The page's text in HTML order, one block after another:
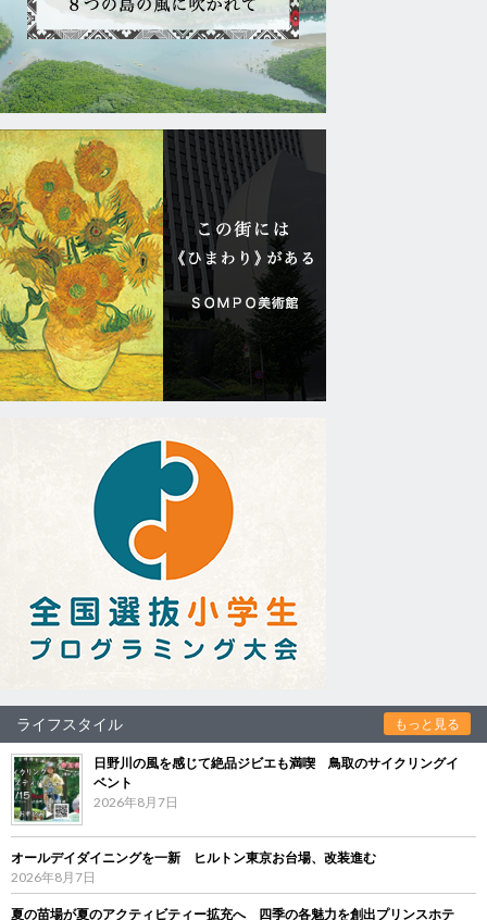
ライフスタイル もっと見る
日野川の風を感じて絶品ジビエも満喫 鳥取のサイクリングイ
ベント
2026年8月7日
オールデイダイニングを一新 ヒルトン東京お台場、改装進む
2026年8月7日
夏の苗場が夏のアクティビティー拡充へ 四季の各魅力を創出プリンスホテ